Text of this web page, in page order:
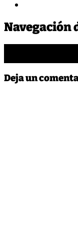
Leave
a
Comment
Trump
su
Trump
Navegación
Deja un